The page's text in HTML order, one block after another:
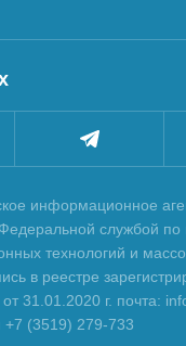
информационное
службой
технологий и
в реестре
31.01.2020 г. почта:
(3519) 279-733